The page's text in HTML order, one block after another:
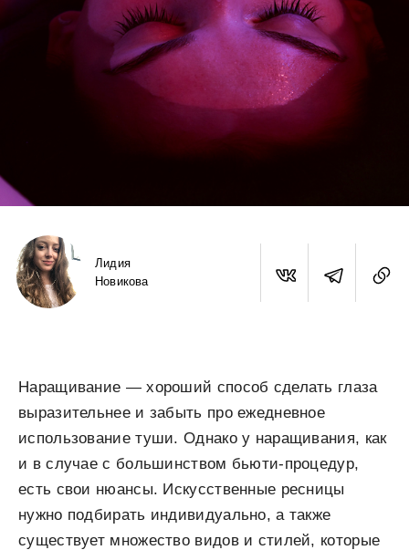
Лидия
Новикова
Наращивание — хороший способ сделать глаза
выразительнее и забыть про ежедневное
использование туши. Однако у наращивания, как
и в случае с большинством бьюти-процедур,
есть свои нюансы. Искусственные ресницы
нужно подбирать индивидуально, а также
существует множество видов и стилей, которые